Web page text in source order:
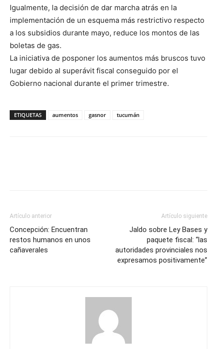
Igualmente, la decisión de dar marcha atrás en la
implementación de un esquema más restrictivo respecto
a los subsidios durante mayo, reduce los montos de las
boletas de gas.
La iniciativa de posponer los aumentos más bruscos tuvo
lugar debido al superávit fiscal conseguido por el
Gobierno nacional durante el primer trimestre.
ETIQUETAS aumentos gasnor tucumán
Artículo anterior
Concepción: Encuentran
restos humanos en unos
cañaverales
Artículo siguiente
Jaldo sobre Ley Bases y
paquete fiscal: “las
autoridades provinciales nos
expresamos positivamente”